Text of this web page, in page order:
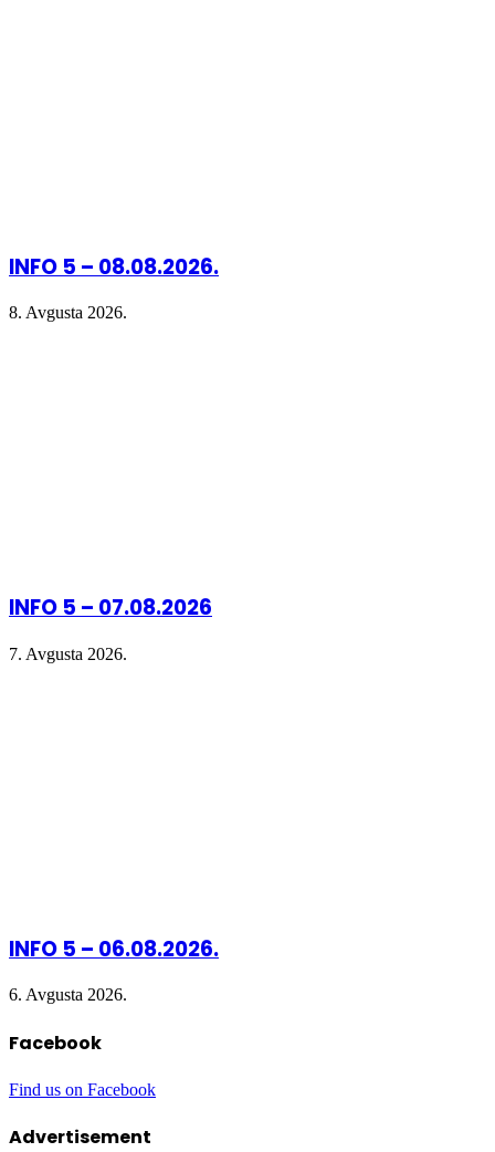
INFO 5 – 08.08.2026.
8. Avgusta 2026.
INFO 5 – 07.08.2026
7. Avgusta 2026.
INFO 5 – 06.08.2026.
6. Avgusta 2026.
Facebook
Find us on Facebook
Advertisement